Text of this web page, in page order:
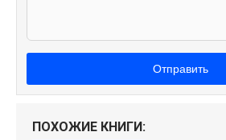
Отправить
ПОХОЖИЕ КНИГИ: